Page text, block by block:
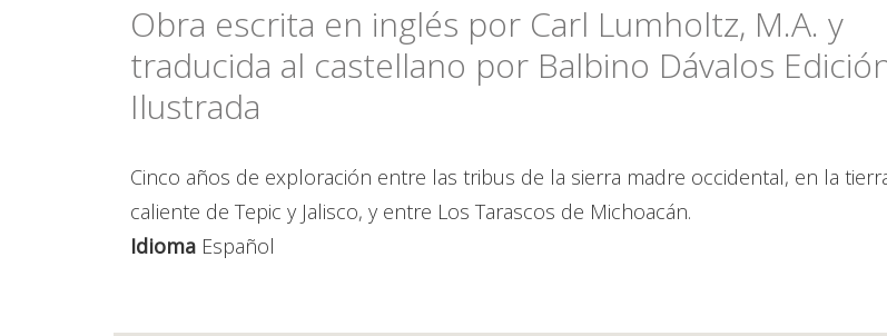
Obra escrita en inglés por Carl Lumholtz, M.A. y
traducida al castellano por Balbino Dávalos
Ilustrada
Cinco años de exploración entre las tribus de la sierra madre occidental, en la
caliente de Tepic y Jalisco, y entre Los Tarascos de Michoacán.
Idioma Español